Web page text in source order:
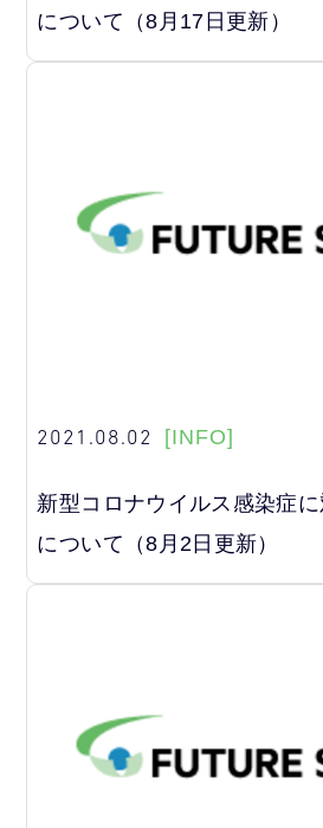
について（8月17日更新）
2021.08.02 [INFO]
新型コロナウイルス感染症
について（8月2日更新）